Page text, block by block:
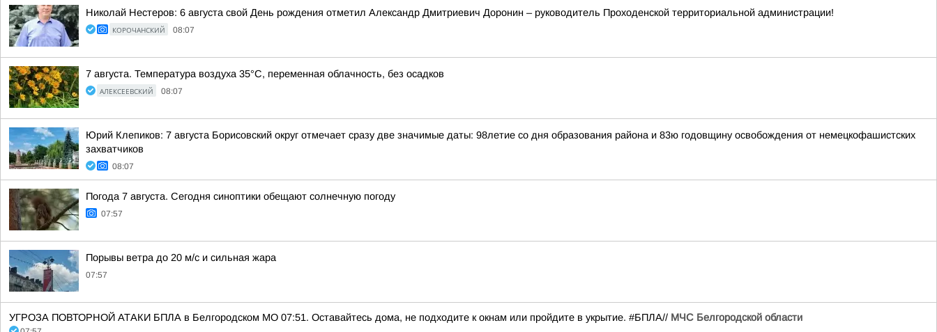
Николай Нестеров: 6 августа свой День рождения отметил Александр Дмитриевич Доронин – руководитель Проходенской территориальной администрации!
КОРОЧАНСКИЙ 08:07
7 августа. Температура воздуха 35°C, переменная облачность, без осадков
АЛЕКСЕЕВСКИЙ 08:07
Юрий Клепиков: 7 августа Борисовский округ отмечает сразу две значимые даты: 98летие со дня образования района и 83ю годовщину освобождения от немецкофашистских
захватчиков
08:07
Погода 7 августа. Сегодня синоптики обещают солнечную погоду
07:57
Порывы ветра до 20 м/с и сильная жара
07:57
УГРОЗА ПОВТОРНОЙ АТАКИ БПЛА в Белгородском МО 07:51. Оставайтесь дома, не подходите к окнам или пройдите в укрытие. #БПЛА// МЧС Белгородской области